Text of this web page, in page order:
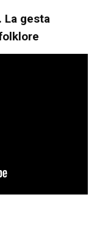
La gesta